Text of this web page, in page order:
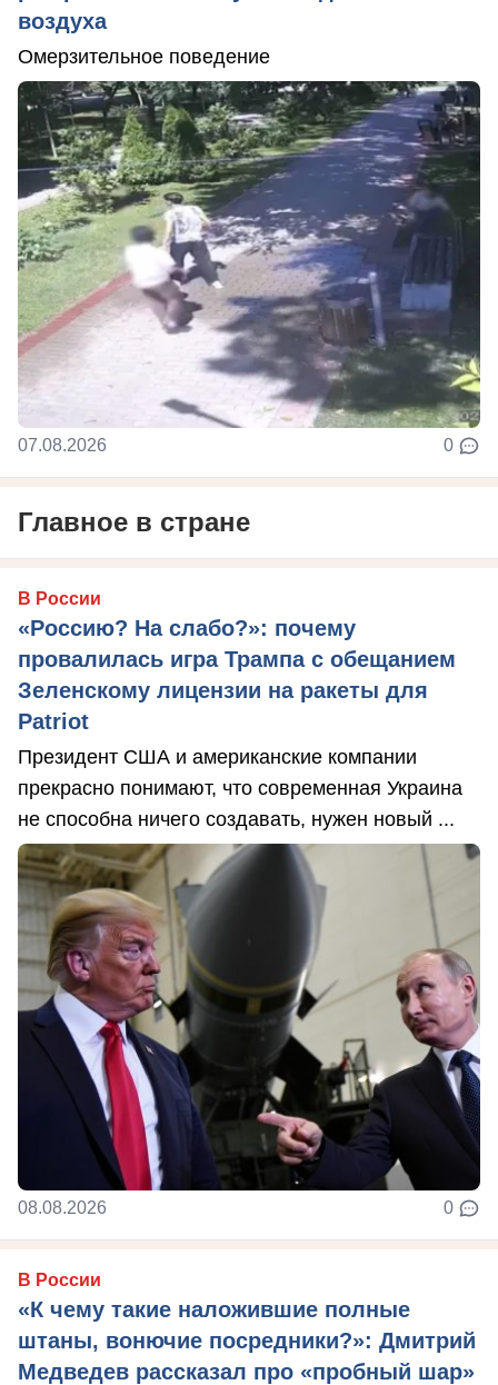
воздуха
Омерзительное поведение
07.08.2026 0
Главное в стране
В России
«Россию? На слабо?»: почему
провалилась игра Трампа с обещанием
Зеленскому лицензии на ракеты для
Patriot
Президент США и американские компании
прекрасно понимают, что современная Украина
не способна ничего создавать, нужен новый ...
08.08.2026 0
В России
«К чему такие наложившие полные
штаны, вонючие посредники?»: Дмитрий
Медведев рассказал про «пробный шар»